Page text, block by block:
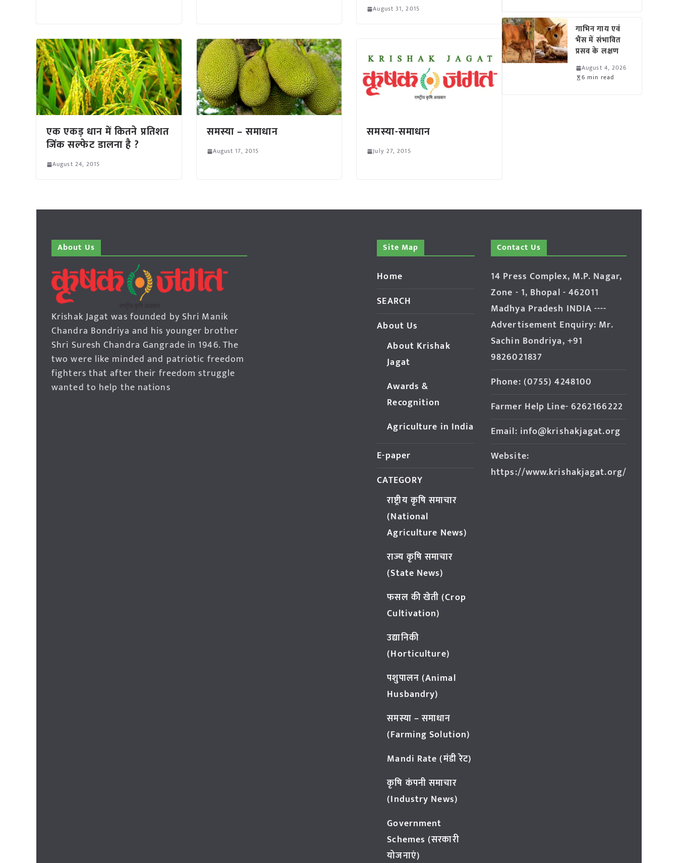
August 31, 2015
एक एकड़ धान में कितने प्रतिशत
जिंक सल्फेट डालना है ?
August 24, 2015
समस्या – समाधान
August 17, 2015
समस्या-समाधान
July 27, 2015
गाभिन गाय एवं
भैंस में संभावित
प्रसव के लक्षण
August 4, 2026
6 min read
About Us
Krishak Jagat was founded by Shri Manik
Chandra Bondriya and his younger brother
Shri Suresh Chandra Gangrade in 1946. The
two were like minded and patriotic freedom
fighters that after their freedom struggle
wanted to help the nations
Site Map
Home
SEARCH
About Us
About Krishak
Jagat
Awards &
Recognition
Agriculture in India
E-paper
CATEGORY
राष्ट्रीय कृषि समाचार
(National
Agriculture News)
राज्य कृषि समाचार
(State News)
फसल की खेती (Crop
Cultivation)
उद्यानिकी
(Horticulture)
पशुपालन (Animal
Husbandry)
समस्या – समाधान
(Farming Solution)
Mandi Rate (मंडी रेट)
कृषि कंपनी समाचार
(Industry News)
Government
Schemes (सरकारी
योजनाएं)
Contact Us
14 Press Complex, M.P. Nagar,
Zone - 1, Bhopal - 462011
Madhya Pradesh INDIA ----
Advertisement Enquiry: Mr.
Sachin Bondriya, +91
9826021837
Phone: (0755) 4248100
Farmer Help Line- 6262166222
Email: info@krishakjagat.org
Website:
https://www.krishakjagat.org/